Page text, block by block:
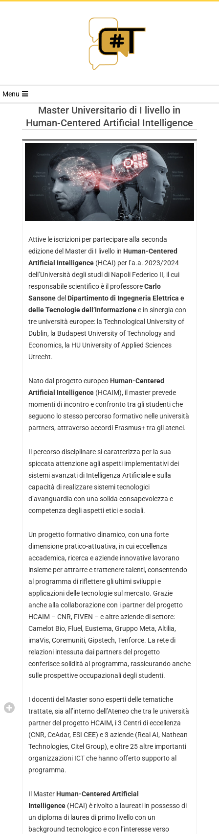
RIVISTA
TRENDS
Menu
Master Universitario di I livello in
Human-Centered Artificial Intelligence
Attive le iscrizioni per partecipare alla seconda
edizione del Master di I livello in Human-Centered
Artificial Intelligence(HCAI) per l’a.a. 2023/2024
dell’Università degli studi di Napoli Federico II, il cui
responsabile scientifico è il professoreCarlo
Sansonedel Dipartimento di Ingegneria Elettrica e
delle Tecnologie dell’Informazionee in sinergia con
tre università europee: la Technological University of
Dublin, la Budapest University of Technology and
Economics, la HU University of Applied Sciences
Utrecht.
Nato dal progetto europeo Human-Centered
Artificial Intelligence (HCAIM), il master prevede
momenti di incontro e confronto tra gli studenti che
seguono lo stesso percorso formativo nelle università
partners, attraverso accordi Erasmus+ tra gli atenei.
Il percorso disciplinare si caratterizza per la sua
spiccata attenzione agli aspetti implementativi dei
sistemi avanzati di Intelligenza Artificiale e sulla
capacità di realizzare sistemi tecnologici
d’avanguardia con una solida consapevolezza e
competenza degli aspetti etici e sociali.
Un progetto formativo dinamico, con una forte
dimensione pratico-attuativa, in cui eccellenza
accademica, ricerca e aziende innovative lavorano
insieme per attrarre e trattenere talenti, consentendo
al programma di riflettere gli ultimi sviluppi e
applicazioni delle tecnologie sul mercato. Grazie
anche alla collaborazione con i partner del progetto
HCAIM – CNR, FIVEN – e altre aziende di settore:
Camelot Bio, Fluel, Eustema, Gruppo Meta, Altilia,
imaVis, Coremuniti, Gipstech, Tenforce. La rete di
relazioni intessuta dai partners del progetto
conferisce solidità al programma, rassicurando anche
sulle prospettive occupazionali degli studenti.
I docenti del Master sono esperti delle tematiche
trattate, sia all’interno dell’Ateneo che tra le università
partner del progetto HCAIM, i 3 Centri di eccellenza
(CNR, CeAdar, ESI CEE) e 3 aziende (Real AI, Nathean
Technologies, Citel Group), e oltre 25 altre importanti
organizzazioni ICT che hanno offerto supporto al
programma.
Il Master Human-Centered Artificial
Intelligence(HCAI) è rivolto a laureati in possesso di
un diploma di laurea di primo livello con un
background tecnologico e con l’interesse verso